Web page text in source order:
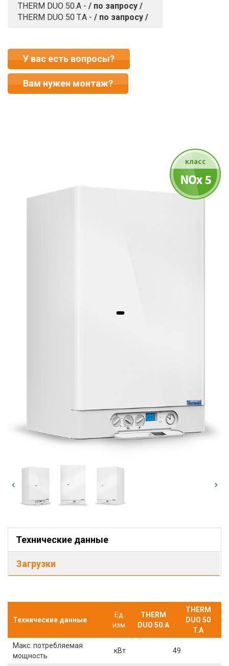
THERM DUO 50.A - / по запросу /
THERM DUO 50 T.A - / по запросу /
У вас есть вопросы?
Вам нужен монтаж?
Технические данные
Загрузки
Технические данные
Ед.
изм.
THERM
DUO 50.A
THERM
DUO 50
T.A
Макс. потребляемая
мощность
кВт 49